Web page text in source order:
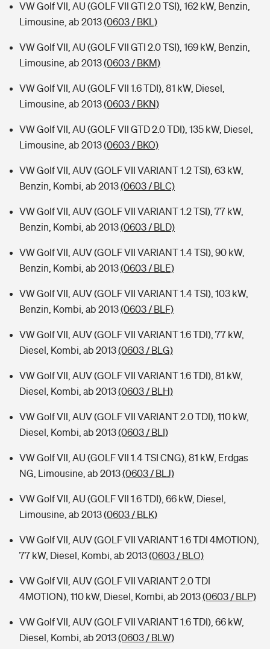
VW Golf VII, AU (GOLF VII GTI 2.0 TSI), 162 kW, Benzin,
Limousine, ab 2013(0603 / BKL)
VW Golf VII, AU (GOLF VII GTI 2.0 TSI), 169 kW, Benzin,
Limousine, ab 2013(0603 / BKM)
VW Golf VII, AU (GOLF VII 1.6 TDI), 81 kW, Diesel,
Limousine, ab 2013(0603 / BKN)
VW Golf VII, AU (GOLF VII GTD 2.0 TDI), 135 kW, Diesel,
Limousine, ab 2013(0603 / BKO)
VW Golf VII, AUV (GOLF VII VARIANT 1.2 TSI), 63 kW,
Benzin, Kombi, ab 2013(0603 / BLC)
VW Golf VII, AUV (GOLF VII VARIANT 1.2 TSI), 77 kW,
Benzin, Kombi, ab 2013(0603 / BLD)
VW Golf VII, AUV (GOLF VII VARIANT 1.4 TSI), 90 kW,
Benzin, Kombi, ab 2013(0603 / BLE)
VW Golf VII, AUV (GOLF VII VARIANT 1.4 TSI), 103 kW,
Benzin, Kombi, ab 2013(0603 / BLF)
VW Golf VII, AUV (GOLF VII VARIANT 1.6 TDI), 77 kW,
Diesel, Kombi, ab 2013(0603 / BLG)
VW Golf VII, AUV (GOLF VII VARIANT 1.6 TDI), 81 kW,
Diesel, Kombi, ab 2013(0603 / BLH)
VW Golf VII, AUV (GOLF VII VARIANT 2.0 TDI), 110 kW,
Diesel, Kombi, ab 2013(0603 / BLI)
VW Golf VII, AU (GOLF VII 1.4 TSI CNG), 81 kW, Erdgas
NG, Limousine, ab 2013(0603 / BLJ)
VW Golf VII, AU (GOLF VII 1.6 TDI), 66 kW, Diesel,
Limousine, ab 2013(0603 / BLK)
VW Golf VII, AUV (GOLF VII VARIANT 1.6 TDI 4MOTION),
77 kW, Diesel, Kombi, ab 2013(0603 / BLO)
VW Golf VII, AUV (GOLF VII VARIANT 2.0 TDI
4MOTION), 110 kW, Diesel, Kombi, ab 2013(0603 / BLP)
VW Golf VII, AUV (GOLF VII VARIANT 1.6 TDI), 66 kW,
Diesel, Kombi, ab 2013(0603 / BLW)